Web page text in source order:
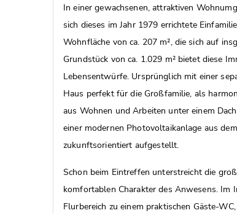
In einer gewachsenen, attraktiven
sich dieses im Jahr 1979 errichtete
Wohnfläche von ca. 207 m², die sich auf
Grundstück von ca. 1.029 m² bietet diese
Lebensentwürfe. Ursprünglich mit einer
Haus perfekt für die Großfamilie, als
aus Wohnen und Arbeiten unter einem
einer modernen Photovoltaikanlage aus
zukunftsorientiert aufgestellt.
Schon beim Eintreffen unterstreicht die
komfortablen Charakter des Anwesens. Im
Flurbereich zu einem praktischen Gäste-